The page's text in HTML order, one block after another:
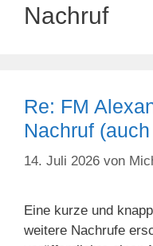
Nachruf
Re: FM
Nachruf
14. Juli 2026 von
Eine kurze und
weitere Nachrufe